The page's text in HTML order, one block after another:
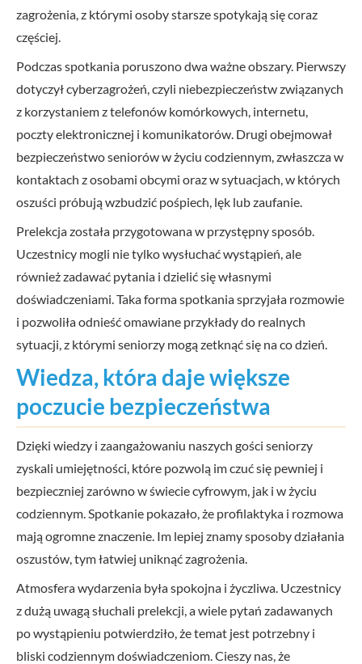
zagrożenia, z którymi osoby starsze spotykają się coraz
częściej.
Podczas spotkania poruszono dwa ważne obszary. Pierwszy
dotyczył cyberzagrożeń, czyli niebezpieczeństw związanych
z korzystaniem z telefonów komórkowych, internetu,
poczty elektronicznej i komunikatorów. Drugi obejmował
bezpieczeństwo seniorów w życiu codziennym, zwłaszcza w
kontaktach z osobami obcymi oraz w sytuacjach, w których
oszuści próbują wzbudzić pośpiech, lęk lub zaufanie.
Prelekcja została przygotowana w przystępny sposób.
Uczestnicy mogli nie tylko wysłuchać wystąpień, ale
również zadawać pytania i dzielić się własnymi
doświadczeniami. Taka forma spotkania sprzyjała rozmowie
i pozwoliła odnieść omawiane przykłady do realnych
sytuacji, z którymi seniorzy mogą zetknąć się na co dzień.
Wiedza, która daje większe
poczucie bezpieczeństwa
Dzięki wiedzy i zaangażowaniu naszych gości seniorzy
zyskali umiejętności, które pozwolą im czuć się pewniej i
bezpieczniej zarówno w świecie cyfrowym, jak i w życiu
codziennym. Spotkanie pokazało, że profilaktyka i rozmowa
mają ogromne znaczenie. Im lepiej znamy sposoby działania
oszustów, tym łatwiej uniknąć zagrożenia.
Atmosfera wydarzenia była spokojna i życzliwa. Uczestnicy
z dużą uwagą słuchali prelekcji, a wiele pytań zadawanych
po wystąpieniu potwierdziło, że temat jest potrzebny i
bliski codziennym doświadczeniom. Cieszy nas, że